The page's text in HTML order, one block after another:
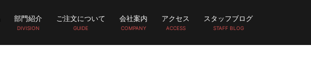
部門紹介
DIVISION
ご注文について
GUIDE
会社案内
COMPANY
アクセス
ACCESS
スタッフブログ
STAFF BLOG